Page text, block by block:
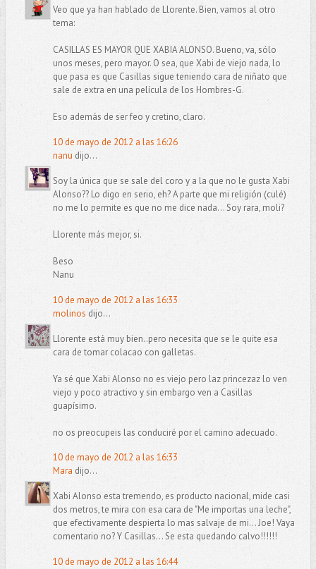
Veo que ya han hablado de Llorente. Bien, vamos al otro
tema:
CASILLAS ES MAYOR QUE XABIA ALONSO. Bueno, va, sólo
unos meses, pero mayor. O sea, que Xabi de viejo nada, lo
que pasa es que Casillas sigue teniendo cara de niñato que
sale de extra en una película de los Hombres-G.
Eso además de ser feo y cretino, claro.
10 de mayo de 2012 a las 16:26
nanu dijo...
Soy la única que se sale del coro y a la que no le gusta Xabi
Alonso?? Lo digo en serio, eh? A parte que mi religión (culé)
no me lo permite es que no me dice nada... Soy rara, moli?
Llorente más mejor, si.
Beso
Nanu
10 de mayo de 2012 a las 16:33
molinos dijo...
Llorente está muy bien..pero necesita que se le quite esa
cara de tomar colacao con galletas.
Ya sé que Xabi Alonso no es viejo pero laz princezaz lo ven
viejo y poco atractivo y sin embargo ven a Casillas
guapísimo.
no os preocupeis las conduciré por el camino adecuado.
10 de mayo de 2012 a las 16:33
Mara dijo...
Xabi Alonso esta tremendo, es producto nacional, mide casi
dos metros, te mira con esa cara de "Me importas una leche",
que efectivamente despierta lo mas salvaje de mi... Joe! Vaya
comentario no? Y Casillas... Se esta quedando calvo!!!!!!
10 de mayo de 2012 a las 16:44